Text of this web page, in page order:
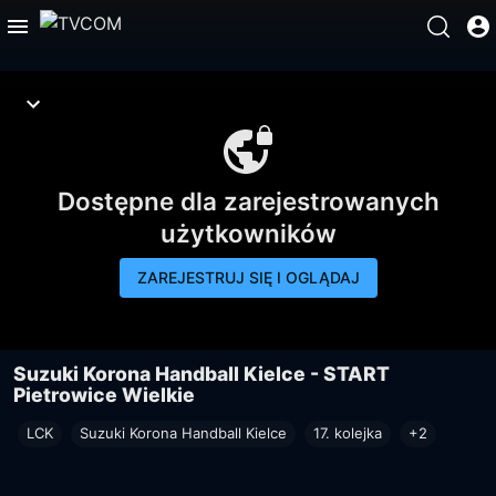
Dostępne dla zarejestrowanych
użytkowników
ZAREJESTRUJ SIĘ I OGLĄDAJ
Suzuki Korona Handball Kielce - START
Pietrowice Wielkie
LCK Suzuki Korona Handball Kielce 17. kolejka +2